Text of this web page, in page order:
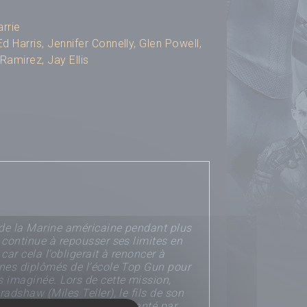
Harris, Jennifer Connelly, Glen Powell ,
, Jay Ellis
la Marine américaine pendant plus
à repousser ses limites en
cela l’obligerait à renoncer à
diplômés de l’école Top Gun pour
Lors de cette mission,
(Miles Teller), le fils de son